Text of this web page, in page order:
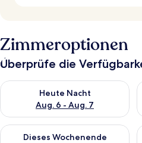
Zimmeroptionen
Überprüfe die
Heute Nacht
Aug. 6 - Aug. 7
Überprüfe die Verfügbarkeit für
Dieses Wochenende
Überprüfe die Verfügbarkeit für